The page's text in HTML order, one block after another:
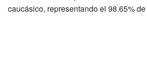
caucásico, representando el 98.65%